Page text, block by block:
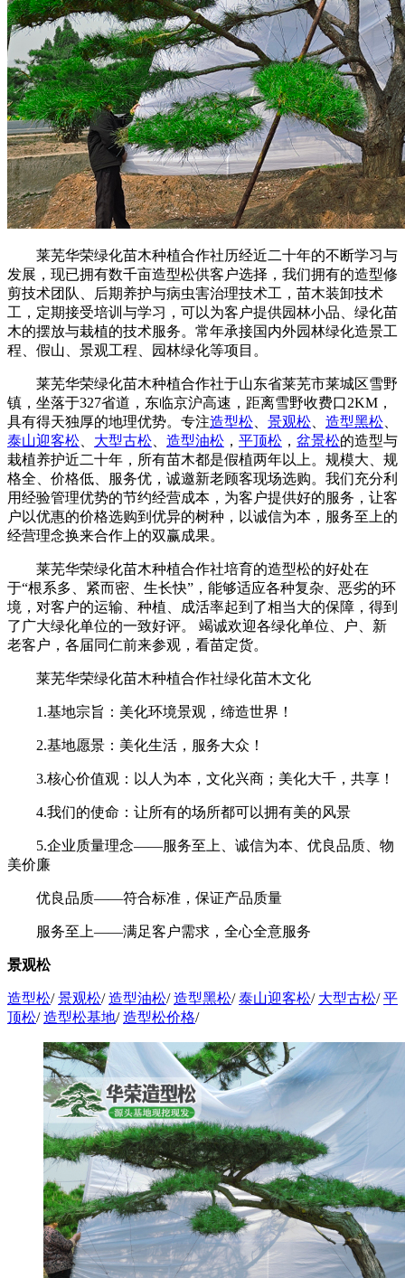
莱芜华荣绿化苗木种植合作社历经近二十年的不断学习与
发展，现已拥有数千亩造型松供客户选择，我们拥有的造型修
剪技术团队、后期养护与病虫害治理技术工，苗木装卸技术
工，定期接受培训与学习，可以为客户提供园林小品、绿化苗
木的摆放与栽植的技术服务。常年承接国内外园林绿化造景工
程、假山、景观工程、园林绿化等项目。
莱芜华荣绿化苗木种植合作社于山东省莱芜市莱城区雪野
镇，坐落于327省道，东临京沪高速，距离雪野收费口2KM，
具有得天独厚的地理优势。专注造型松、 景观松、 造型黑松、
泰山迎客松、 大型古松、 造型油松 ， 平顶松 ， 盆景松的造型与
栽植养护近二十年，所有苗木都是假植两年以上。规模大、规
格全、价格低、服务优，诚邀新老顾客现场选购。我们充分利
用经验管理优势的节约经营成本，为客户提供好的服务，让客
户以优惠的价格选购到优异的树种，以诚信为本，服务至上的
经营理念换来合作上的双赢成果。
莱芜华荣绿化苗木种植合作社培育的造型松的好处在
于“根系多、紧而密、生长快”，能够适应各种复杂、恶劣的环
境，对客户的运输、种植、成活率起到了相当大的保障，得到
了广大绿化单位的一致好评。 竭诚欢迎各绿化单位、户、新
老客户，各届同仁前来参观，看苗定货。
莱芜华荣绿化苗木种植合作社绿化苗木文化
1.基地宗旨：美化环境景观，缔造世界！
2.基地愿景：美化生活，服务大众！
3.核心价值观：以人为本，文化兴商；美化大千，共享！
4.我们的使命：让所有的场所都可以拥有美的风景
5.企业质量理念——服务至上、诚信为本、优良品质、物
美价廉
优良品质——符合标准，保证产品质量
服务至上——满足客户需求，全心全意服务
景观松
造型松/ 景观松/ 造型油松/ 造型黑松/ 泰山迎客松/ 大型古松/ 平
顶松/ 造型松基地/ 造型松价格/